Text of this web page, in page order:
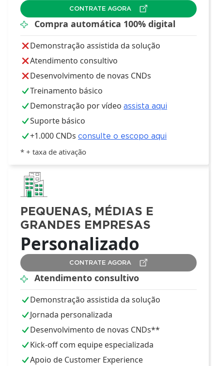
CONTRATE AGORA
Compra automática 100% digital
Demonstração assistida da solução
Atendimento consultivo
Desenvolvimento de novas CNDs
Treinamento básico
Demonstração por vídeo assista aqui
Suporte básico
+1.000 CNDs consulte o escopo aqui
* + taxa de ativação
PEQUENAS, MÉDIAS E
GRANDES EMPRESAS
Personalizado
CONTRATE AGORA
Atendimento consultivo
Demonstração assistida da solução
Jornada personalizada
Desenvolvimento de novas CNDs**
Kick-off com equipe especializada
Apoio de Customer Experience